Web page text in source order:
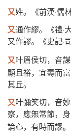
又姓。《前漢·儒
又通作繆。《禮·
又作謬。《史記·
又叶眉侯切，音
顯且裕，宜壽而
其丘。
又叶彌笑切，音
察，應無常節，
論心，有時而謬